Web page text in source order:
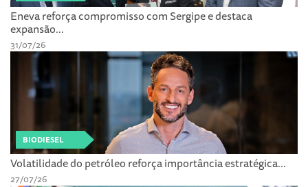
Eneva reforça compromisso com Sergipe e destaca
expansão...
31/07/26
BIODIESEL
Volatilidade do petróleo reforça importância estratégica...
27/07/26